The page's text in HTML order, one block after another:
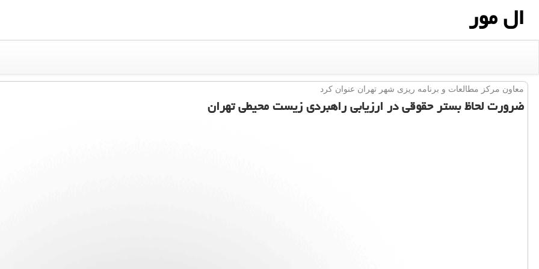
ال مور
معاون مركز مطالعات و برنامه ریزی شهر تهران عنوان كرد
ضرورت لحاظ بستر حقوقی در ارزیابی راهبردی زیست محیطی تهران